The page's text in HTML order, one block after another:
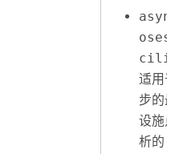
适用于
步的最
设施点
析的